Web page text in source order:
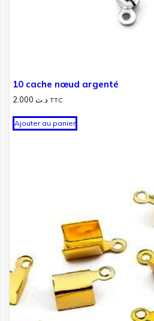
10 cache nœud argenté
د.ت TTC
Ajouter au panier